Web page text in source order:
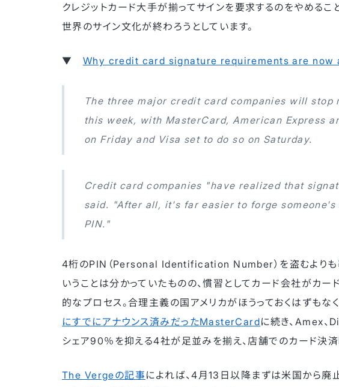
クレジットカード大手が揃ってサインを要求するのをやめるこ
世界のサイン文化が終わろうとしています。
▼ Why credit card signature requirements are now
The three major credit card companies will stop
this week, with MasterCard, American Express
on Friday and Visa set to do so on Saturday.
Credit card companies "have realized that
said. "After all, it's far easier to forge
PIN."
4桁のPIN（Personal Identification Number）を盗むよりも
いうことは分かっていたものの、慣習としてカード会社がカ
的なプロセス。合理主義の国アメリカがほうっておくはずもな
にすでにアナウンス済みだったMasterCardに続き、Amex
シェア90％を抑える4社が足並みを揃え、店舗でのカード決済
The Vergeの記事によれば、4月13日以降まずは米国から廃